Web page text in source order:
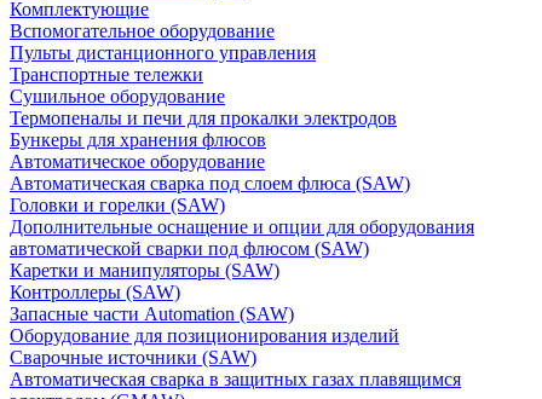
Комплектующие
Вспомогательное оборудование
Пульты дистанционного управления
Транспортные тележки
Сушильное оборудование
Термопеналы и печи для прокалки электродов
Бункеры для хранения флюсов
Автоматическое оборудование
Автоматическая сварка под слоем флюса (SAW)
Головки и горелки (SAW)
Дополнительные оснащение и опции для оборудования
автоматической сварки под флюсом (SAW)
Каретки и манипуляторы (SAW)
Контроллеры (SAW)
Запасные части Automation (SAW)
Оборудование для позиционирования изделий
Сварочные источники (SAW)
Автоматическая сварка в защитных газах плавящимся